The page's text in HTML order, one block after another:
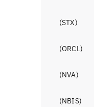
(
STX
)
(
ORCL
)
(
NVA
)
(
NBIS
)